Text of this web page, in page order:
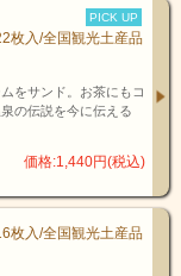
も最も高い品質を
でも、全体のわず
PICK UP
枚入/全国観光土産品
をサンド。お茶にもコ
の伝説を今に伝える
価格:1,440円(税込)
枚入/全国観光土産品